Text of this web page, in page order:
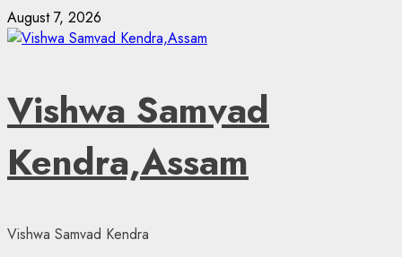
Skip
to
August 7, 2026
Vishwa Samvad
Kendra,Assam
Vishwa Samvad Kendra